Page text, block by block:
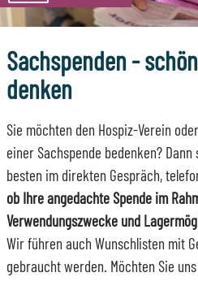
Sachspenden -
denken
Sie möchten den Hospiz-Verein
einer Sachspende bedenken?
besten im direkten Gespräch,
ob Ihre angedachte Spende im
Verwendungszwecke und
Wir führen auch Wunschlisten mit
gebraucht werden. Möchten Sie